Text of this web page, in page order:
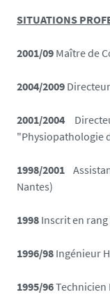
SITUATIONS
2001/09 Maître de
2004/2009
2001/2004
"Physiopathologie
1998/2001
Nantes)
1998 Inscrit en rang
1996/98 Ingénieur
1995/96Technicien